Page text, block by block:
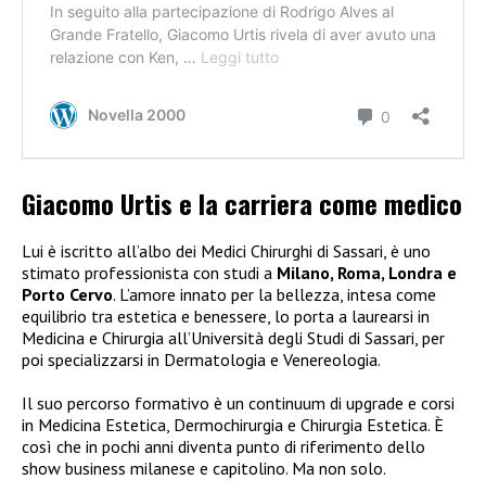
Giacomo Urtis e la carriera come medico
Lui è iscritto all’albo dei Medici Chirurghi di Sassari, è uno
stimato professionista con studi a Milano, Roma, Londra e
Porto Cervo. L’amore innato per la bellezza, intesa come
equilibrio tra estetica e benessere, lo porta a laurearsi in
Medicina e Chirurgia all’Università degli Studi di Sassari, per
poi specializzarsi in Dermatologia e Venereologia.
Il suo percorso formativo è un continuum di upgrade e corsi
in Medicina Estetica, Dermochirurgia e Chirurgia Estetica. È
così che in pochi anni diventa punto di riferimento dello
show business milanese e capitolino. Ma non solo.